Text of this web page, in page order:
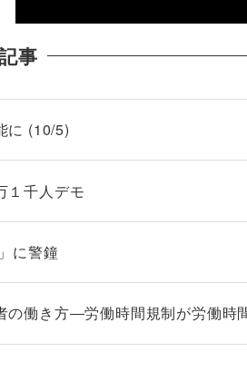
事
に (10/5)
１千人デモ
に警鐘
の働き方―労働時間規制が労働時